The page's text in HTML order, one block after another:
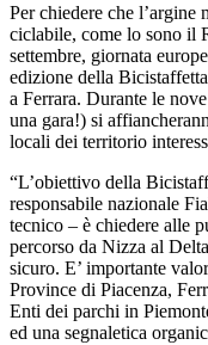
Per chiedere che l’argine
ciclabile, come lo sono il
settembre, giornata
edizione della
a Ferrara. Durante le
una gara!) si
locali dei territorio
“L’obiettivo della
responsabile nazionale
tecnico – è chiedere alle
percorso da Nizza al
sicuro. E’ importante
Province di Piacenza,
Enti dei parchi in
ed una segnaletica